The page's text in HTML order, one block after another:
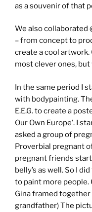
as a souvenir of that
We also collaborated
– from concept to
create a cool
most clever ones,
In the same period I
with bodypainting.
E.E.G. to create a
Our Own Europe’. I
asked a group of
Proverbial pregnant
pregnant friends
belly’s as well. So I
to paint more people.
Gina framed
grandfather) The